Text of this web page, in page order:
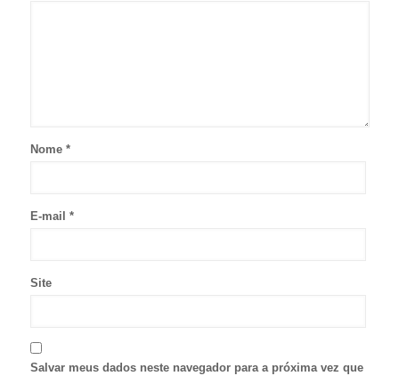
Nome *
E-mail *
Site
Salvar meus dados neste navegador para a próxima vez que